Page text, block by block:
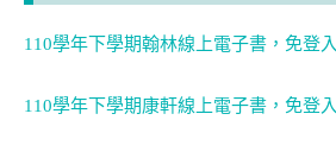
110學年下學期翰林線上電子書，免登
110學年下學期康軒線上電子書，免登